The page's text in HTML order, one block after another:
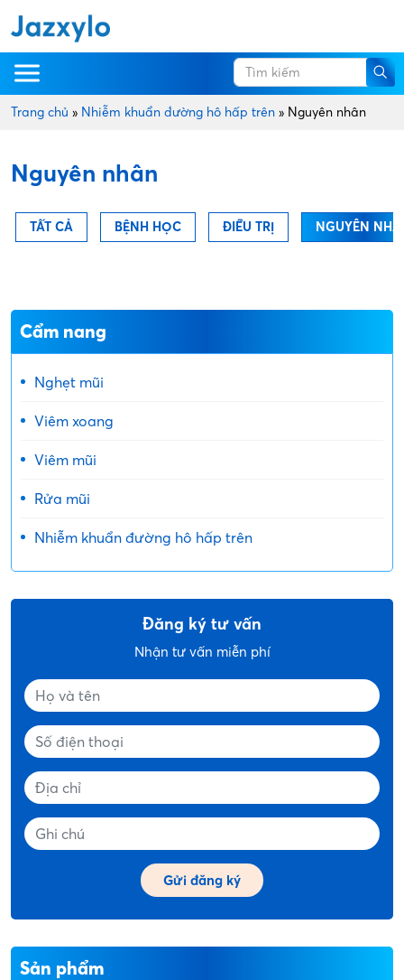
Trang chủ » Nhiễm khuẩn đường hô hấp trên » Nguyên nhân
Nguyên nhân
TẤT CẢ BỆNH HỌC ĐIỀU TRỊ NGUYÊN
Cẩm nang
Nghẹt mũi
Viêm xoang
Viêm mũi
Rửa mũi
Nhiễm khuẩn đường hô hấp trên
Đăng ký tư vấn
Nhận tư vấn miễn phí
Sản phẩm